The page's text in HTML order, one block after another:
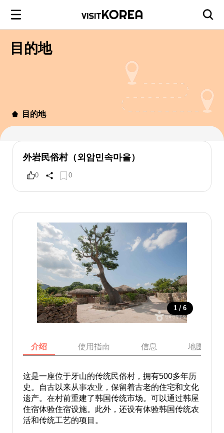
目的地
目的地
外岩民俗村（외암민속마을）
0 0
1 / 6
介绍 使用指南 信息 地图
这是一座位于牙山的传统民俗村，拥有500多年历
史。自古以来从事农业，保留着古老的住宅和文化
遗产。在村前重建了韩国传统市场。可以通过韩屋
住宿体验住宿设施。此外，还设有体验韩国传统农
活和传统工艺的项目。